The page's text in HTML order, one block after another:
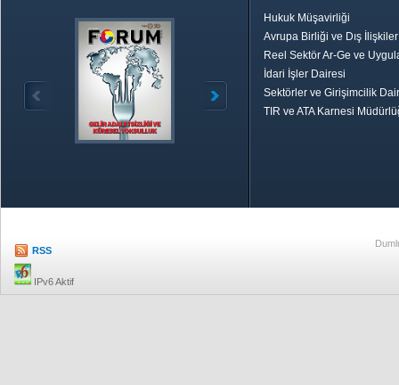
Hukuk Müşavirliği
Avrupa Birliği ve Dış
Reel Sektör Ar-Ge ve
İdari İşler Dairesi
Sektörler ve Girişimcilik
TIR ve ATA Karnesi
RSS
IPv6 Aktif